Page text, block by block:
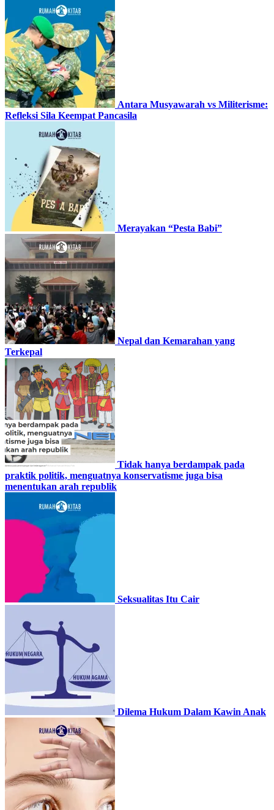
Antara Musyawarah vs Militerisme:
Refleksi Sila Keempat Pancasila
Merayakan “Pesta Babi”
Nepal dan Kemarahan yang
Terkepal
Tidak hanya berdampak pada
praktik politik, menguatnya konservatisme juga bisa
menentukan arah republik
Seksualitas Itu Cair
Dilema Hukum Dalam Kawin Anak